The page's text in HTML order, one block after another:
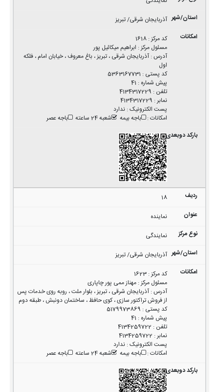
آذربایجان شرقی/ تبریز
کد مرکز:
1618
مسئول مرکز: ابراهیم میکائیل پور
آدرس:آذربایجان شرقی ، تبریز ، باغ معروف ، خیابان امام ، فلکه
اول
کد پستی :
5363167731
پیش شماره :
41
تلفن :
4134317229
نمابر:
4134317229
پست الکترونیک:ندارد
امکانات: باجه بیمه شعبه 24 ساعته باجه عصر
18
نماینده
نمایندگی
آذربایجان شرقی/ تبریز
کد مرکز:
1623
مسئول مرکز:مهناز ممی پور چاپاری
آدرس:آذربایجان شرقی ، تبریز ، بلوار ملت ، روبه روی خدمات پس
از فروش تراکتور سازی ، کوی حافظ ، ساختمان دونبش ، طبقه دوم
کد پستی :
5179973869
پیش شماره :
41
تلفن :
4134259722
نمابر:
4134259722
پست الکترونیک:ندارد
امکانات: باجه بیمه شعبه 24 ساعته باجه عصر